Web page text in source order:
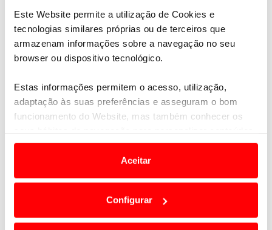
Este Website permite a utilização de Cookies e
tecnologias similares próprias ou de terceiros que
armazenam informações sobre a navegação no seu
browser ou dispositivo tecnológico.
Estas informações permitem o acesso, utilização,
adaptação às suas preferências e asseguram o bom
funcionamento do Website, mas também conhecer os
e anúncios de modo a promover produtos e/ou serviços.
Em alguns casos, a utilização destas tecnologias
termos e a todo o tempo as suas preferências e limitando
o acesso a informações durante a navegação no
Aceitar
Configurar